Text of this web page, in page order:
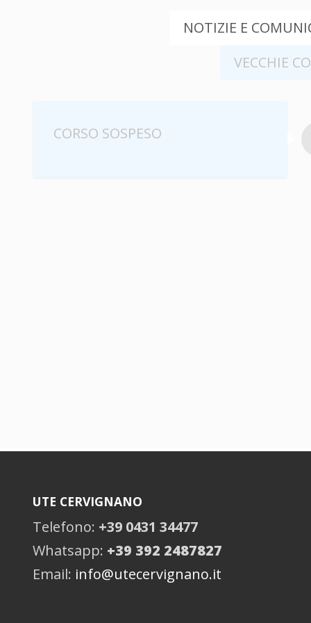
NOTIZIE E
VECCHIE
CORSO SOSPESO
UTE CERVIGNANO
Telefono: +39 0431 34477
Whatsapp: +39 392 2487827
Email: info@utecervignano.it